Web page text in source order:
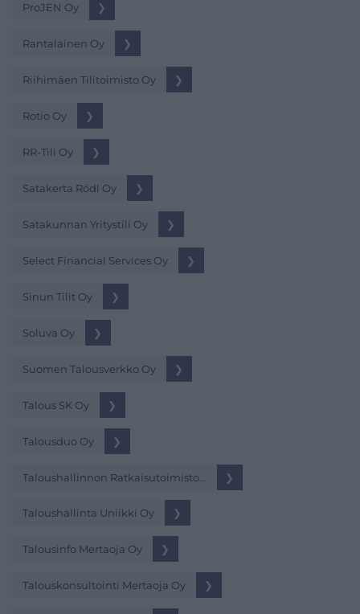
ProJEN Oy ❯
Rantalainen Oy ❯
Riihimäen Tilitoimisto Oy ❯
Rotio Oy ❯
RR-Tili Oy ❯
Satakerta Rödl Oy ❯
Satakunnan Yritystili Oy ❯
Select Financial Services Oy ❯
Sinun Tilit Oy ❯
Soluva Oy ❯
Suomen Talousverkko Oy ❯
Talous SK Oy ❯
Talousduo Oy ❯
Taloushallinnon Ratkaisutoimisto... ❯
Taloushallinta Uniikki Oy ❯
Talousinfo Mertaoja Oy ❯
Talouskonsultointi Mertaoja Oy ❯